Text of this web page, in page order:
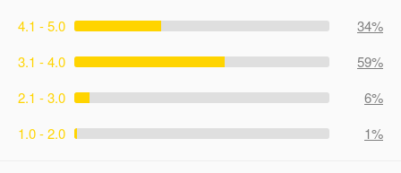
4.1 - 5.0
34%
3.1 - 4.0
59%
2.1 - 3.0
6%
1.0 - 2.0
1%